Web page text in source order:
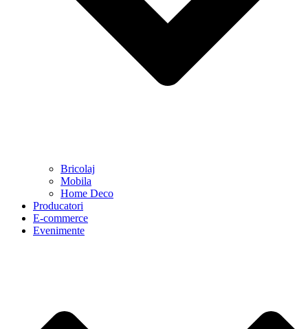
Bricolaj
Mobila
Home Deco
Producatori
E-commerce
Evenimente